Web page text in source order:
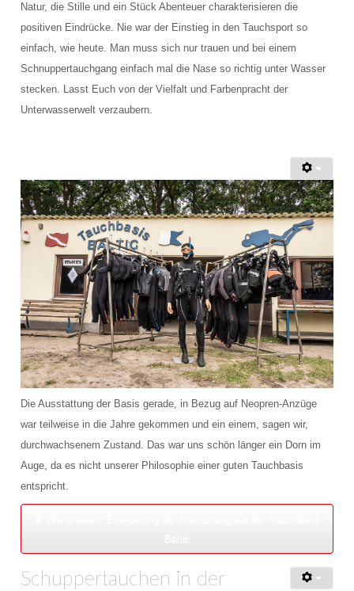
Preise Ausbildung
ÖFFNUNGSZEITEN
Kontaktformular
Lage und Anfahrt
Schnuppertauchen
Natur, die Stille und ein Stück Abenteuer charakterisieren die
positiven Eindrücke. Nie war der Einstieg in den Tauchsport so
einfach, wie heute. Man muss sich nur trauen und bei einem
Schnuppertauchgang einfach mal die Nase so richtig unter Wasser
stecken. Lasst Euch von der Vielfalt und Farbenpracht der
Unterwasserwelt verzaubern.
Die Ausstattung der Basis gerade, in Bezug auf Neopren-Anzüge
war teilweise in die Jahre gekommen und ein einem, sagen wir,
durchwachsenem Zustand. Das war uns schön länger ein Dorn im
Auge, da es nicht unserer Philosophie einer guten Tauchbasis
entspricht.
Schuppertauchen in der